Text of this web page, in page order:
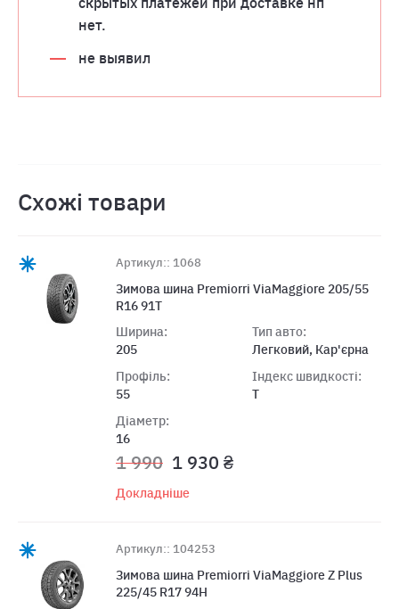
нет.
не выявил
Схожі товари
Артикул:: 1068
Зимова шина Premiorri ViaMaggiore 205/55
R16 91T
Ширина:
205
Профіль:
55
Діаметр:
16
Тип авто:
Легковий, Кар'єрна
Індекс швидкості:
T
1 990 1 930 ₴
Докладніше
Артикул:: 104253
Зимова шина Premiorri ViaMaggiore Z Plus
225/45 R17 94H